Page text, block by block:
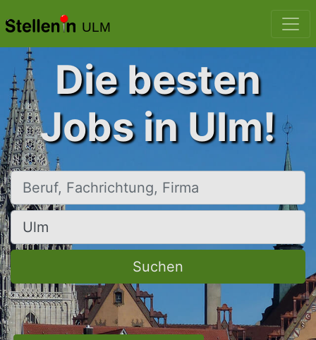
ULM
Die besten
Jobs in Ulm!
Beruf, Fachrichtung, Firma
Ort, Stadt
Suchen